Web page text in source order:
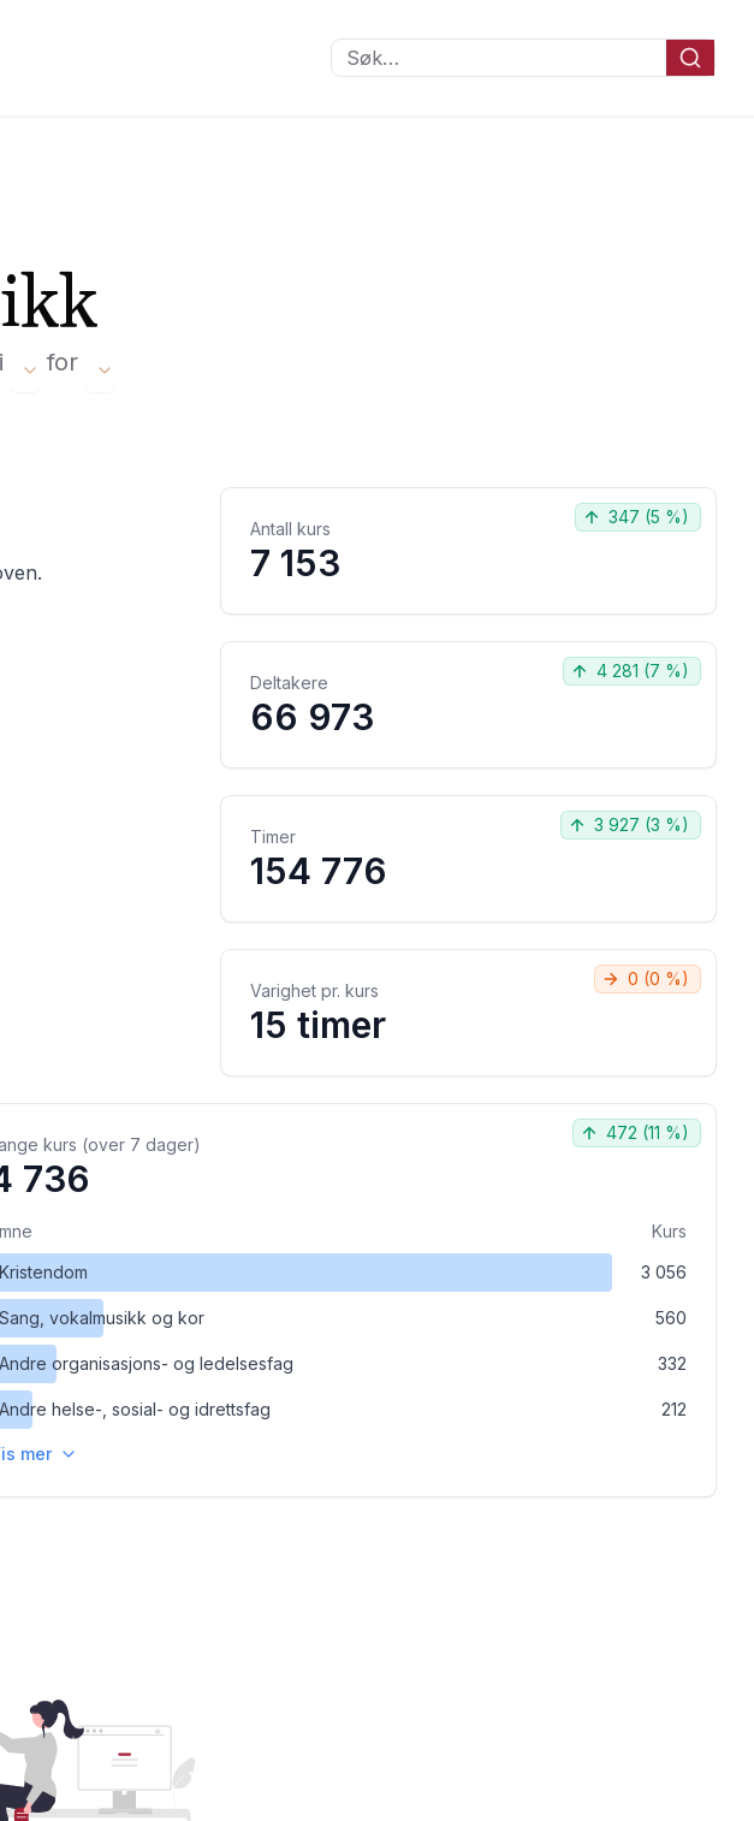
Søk…
for
Antall kurs
347 (5 %)
7 153
Deltakere
4 281 (7 %)
66 973
Timer
3 927 (3 %)
154 776
Varighet pr. kurs
0 (0 %)
15 timer
kurs (over 7 dager)
472 (11 %)
736
Kurs
Kristendom
Sang, vokalmusikk og kor
Andre organisasjons- og ledelsesfag
Andre helse-, sosial- og idrettsfag
3 056
560
332
212
mer